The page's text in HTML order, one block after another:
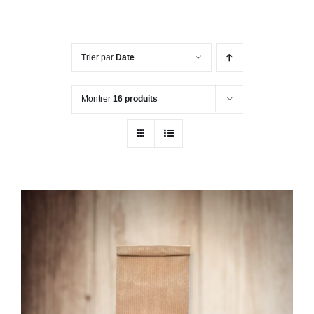
Trier par Date
Montrer 16 produits